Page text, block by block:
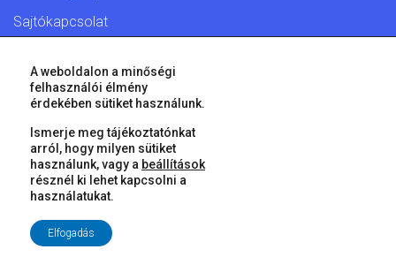
Sajtókapcsolat
© 2026 Győr Megyei Jogú Város • Minden jog fenntartva!
A weboldalon a minőségi
felhasználói élmény
érdekében sütiket használunk.
Ismerje meg tájékoztatónkat
arról, hogy milyen sütiket
használunk, vagy a beállítások
résznél ki lehet kapcsolni a
használatukat.
Elfogadás